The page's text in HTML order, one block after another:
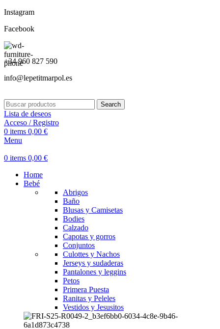
Instagram
Facebook
+34 960 827 590
info@lepetitmarpol.es
Search
Lista de deseos
Acceso / Registro
0 items 0,00 €
Menu
0 items 0,00 €
Home
Bebé
Abrigos
Baño
Blusas y Camisetas
Bodies
Calzado
Capotas y gorros
Conjuntos
Culottes y Nachos
Jerseys y sudaderas
Pantalones y leggins
Petos
Primera Puesta
Ranitas y Peleles
Vestidos y Jesusitos